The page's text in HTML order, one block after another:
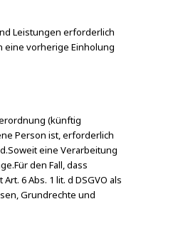
Leistungen erforderlich
eine vorherige Einholung
(künftig
Person ist, erforderlich
eine Verarbeitung
den Fall, dass
6 Abs. 1 lit. d DSGVO als
Grundrechte und